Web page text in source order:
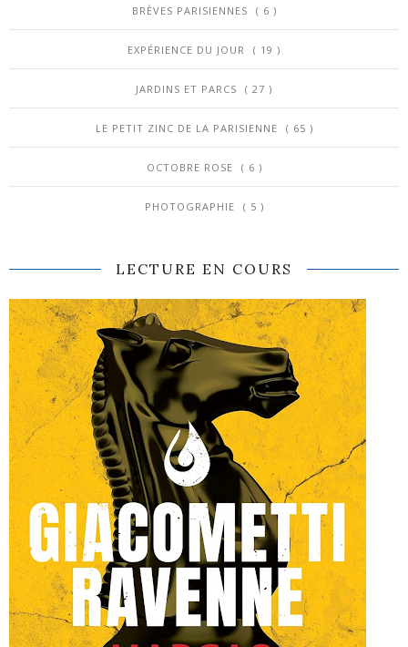
BRÈVES PARISIENNES ( 6 )
EXPÉRIENCE DU JOUR ( 19 )
JARDINS ET PARCS ( 27 )
LE PETIT ZINC DE LA PARISIENNE ( 65 )
OCTOBRE ROSE ( 6 )
PHOTOGRAPHIE ( 5 )
LECTURE EN COURS